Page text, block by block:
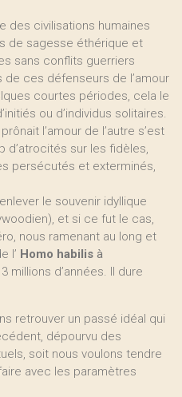
des civilisations humaines
de sagesse éthérique et
sans conflits guerriers
de ces défenseurs de l’amour
courtes périodes, cela le
ou d’individus solitaires.
l’amour de l’autre s’est
d’atrocités sur les fidèles,
persécutés et exterminés,
le souvenir idyllique
et si ce fut le cas,
nous ramenant au long et
l’ Homo habilis à
millions d’années. Il dure
retrouver un passé idéal qui
dépourvu des
soit nous voulons tendre
avec les paramètres